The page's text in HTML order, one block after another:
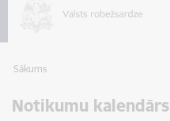
Sākums
Notikumu kalendārs